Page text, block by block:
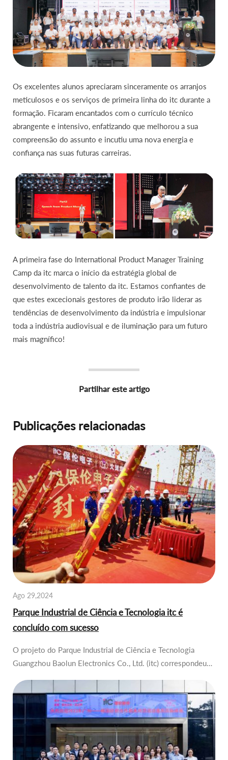
Os excelentes alunos apreciaram sinceramente os arranjos
meticulosos e os serviços de primeira linha do itc durante a
formação. Ficaram encantados com o currículo técnico
abrangente e intensivo, enfatizando que melhorou a sua
compreensão do assunto e incutiu uma nova energia e
confiança nas suas futuras carreiras.
A primeira fase do International Product Manager Training
Camp da itc marca o início da estratégia global de
desenvolvimento de talento da itc. Estamos confiantes de
que estes excecionais gestores de produto irão liderar as
tendências de desenvolvimento da indústria e impulsionar
toda a indústria audiovisual e de iluminação para um futuro
mais magnífico!
Partilhar este artigo
Publicações relacionadas
Ago 29,2024
Parque Industrial de Ciência e Tecnologia itc é
concluído com sucesso
O projeto do Parque Industrial de Ciência e Tecnologia
Guangzhou Baolun Electronics Co., Ltd. (itc) correspondeu…